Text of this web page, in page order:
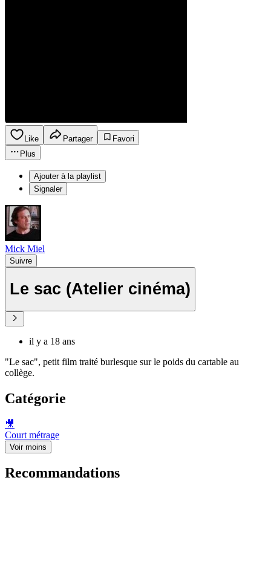
Like Partager
Favori
Plus
Ajouter à la playlist
Signaler
Mick Miel
Suivre
Le sac (Atelier cinéma)
il y a 18 ans
"Le sac", petit film traité burlesque sur le poids du cartable au
collège.
Catégorie
🎥
Court métrage
Voir moins
Recommandations